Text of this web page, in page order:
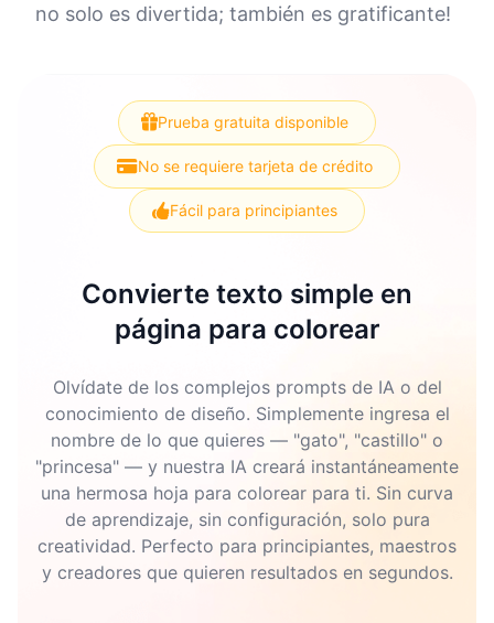
no solo es divertida; también es gratificante!
Prueba gratuita disponible
No se requiere tarjeta de crédito
Fácil para principiantes
Convierte texto simple en
página para colorear
Olvídate de los complejos prompts de IA o del
conocimiento de diseño. Simplemente ingresa el
nombre de lo que quieres — "gato", "castillo" o
"princesa" — y nuestra IA creará instantáneamente
una hermosa hoja para colorear para ti. Sin curva
de aprendizaje, sin configuración, solo pura
creatividad. Perfecto para principiantes, maestros
y creadores que quieren resultados en segundos.